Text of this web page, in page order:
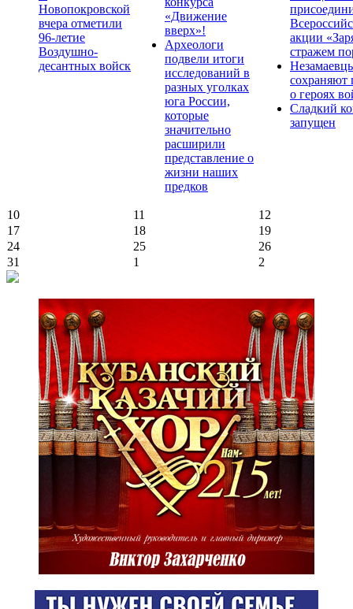
Новопокровской
вчера отметили
96-летие
Воздушно-
десантных войск
«Движение
вверх»!
Археологи
подвели итоги
исследований в
разных уголках
юга России,
которые
значительно
расширили
представление о
жизни наших
предков
акции
стражем
сохраняют
о героях
Сладкий
запущен
10 11
12
17
18
19
24
25
26
31
1 2